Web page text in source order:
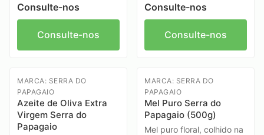
Consulte-nos
Consulte-nos
Consulte-nos
Consulte-nos
MARCA: SERRA DO
PAPAGAIO
Azeite de Oliva Extra
Virgem Serra do
Papagaio
MARCA: SERRA DO
PAPAGAIO
Mel Puro Serra do
Papagaio (500g)
Mel puro floral, colhido na